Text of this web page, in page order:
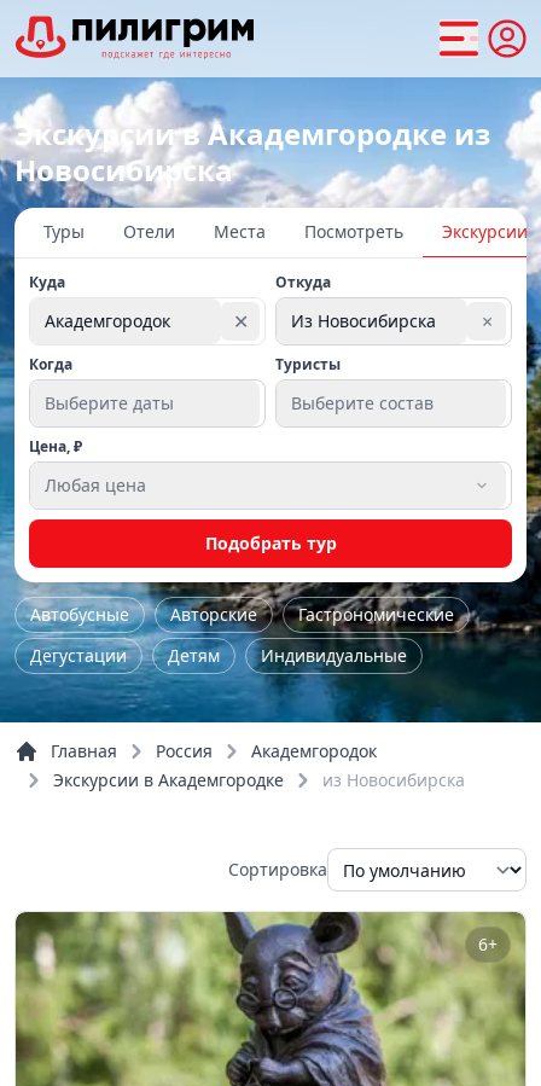
Экскурсии в Академгородке из
Новосибирска
Туры Отели Места Посмотреть Экскурсии
Куда
Академгородок ✕
Откуда
Из Новосибирска ×
Когда
Выберите даты
Туристы
Выберите состав
Цена, ₽
Любая цена
Подобрать тур
Автобусные Авторские
Гастрономические
Дегустации
Детям
Индивидуальные
Культурно-исторические
Мастер-класс
По городу
По области
Тур выходного дня
Главная Россия
Академгородок
Экскурсии в Академгородке
из Новосибирска
Сортировка
6+